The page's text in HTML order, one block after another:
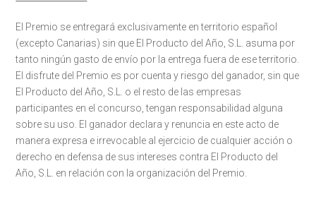
El Premio se entregará exclusivamente en territorio español
(excepto Canarias) sin que El Producto del Año, S.L. asuma por
tanto ningún gasto de envío por la entrega fuera de ese territorio.
El disfrute del Premio es por cuenta y riesgo del ganador, sin que
El Producto del Año, S.L. o el resto de las empresas
participantes en el concurso, tengan responsabilidad alguna
sobre su uso. El ganador declara y renuncia en este acto de
manera expresa e irrevocable al ejercicio de cualquier acción o
derecho en defensa de sus intereses contra El Producto del
Año, S.L. en relación con la organización del Premio.